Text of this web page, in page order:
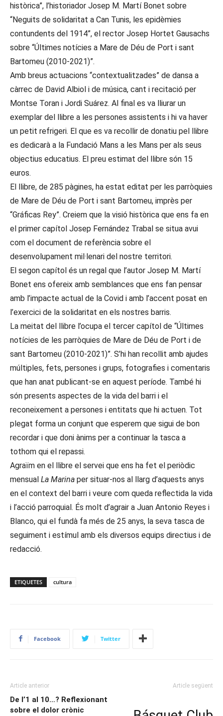
històrica”, l’historiador Josep M. Martí Bonet sobre
“Neguits de solidaritat a Can Tunis, les epidèmies
contundents del 1914”, el rector Josep Hortet Gausachs
sobre “Últimes notícies a Mare de Déu de Port i sant
Bartomeu (2010-2021)”.
Amb breus actuacions “contextualitzades” de dansa a
càrrec de David Albiol i de música, cant i recitació per
Montse Toran i Jordi Suárez. Al final es va lliurar un
exemplar del llibre a les persones assistents i hi va haver
un petit refrigeri. El que es va recollir de donatiu pel llibre
es dedicarà a la Fundació Mans a les Mans per als seus
objectius educatius. El preu estimat del llibre són 15
euros.
El llibre, de 285 pàgines, ha estat editat per les parròquies
de Mare de Déu de Port i sant Bartomeu, imprès per
“Gráficas Rey”. Creiem que la visió històrica que ens fa en
el primer capítol Josep Fernández Trabal se situa avui
com el document de referència sobre el
desenvolupament mil·lenari del nostre territori.
El segon capítol és un regal que l’autor Josep M. Martí
Bonet ens ofereix amb semblances que ens fan pensar
amb l’impacte actual de la Covid i amb l’accent posat en
l’exercici de la solidaritat en els nostres barris.
La meitat del llibre l’ocupa el tercer capítol de “Últimes
notícies de les parròquies de Mare de Déu de Port i de
sant Bartomeu (2010-2021)”. S’hi han recollit amb ajudes
múltiples, fets, persones i grups, fotografies i comentaris
que han anat publicant-se en aquest període. També hi
són presents aspectes de la vida del barri i el
reconeixement a persones i entitats que hi actuen. Tot
plegat forma un conjunt que esperem que sigui de bon
recordar i que doni ànims per a continuar la tasca a
tothom qui el repassi.
Agraïm en el llibre el servei que ens ha fet el periòdic
mensual La Marina per situar-nos al llarg d’aquests anys
en el context del barri i veure com queda reflectida la vida
i l’acció parroquial. És molt d’agrair a Juan Antonio Reyes i
Blanco, qui el fundà fa més de 25 anys, la seva tasca de
seguiment i estímul amb els diversos equips directius i de
redacció.
ETIQUETES cultura
Facebook Twitter
Article anterior
De l’1 al 10…? Reflexionant
sobre el dolor crònic
Article següent